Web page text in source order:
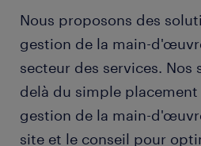
Nous proposons des
gestion de la main-
secteur des services. Nos
delà du simple
gestion de la main-
site et le conseil pour